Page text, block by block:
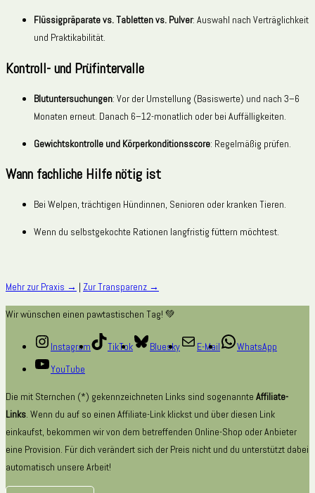
Flüssigpräparate vs. Tabletten vs. Pulver: Auswahl nach Verträglichkeit
und Praktikabilität.
Kontroll- und Prüfintervalle
Blutuntersuchungen: Vor der Umstellung (Basiswerte) und nach 3–6
Monaten erneut. Danach 6–12-monatlich oder bei Auffälligkeiten.
Gewichtskontrolle und Körperkonditionsscore: Regelmäßig prüfen.
Wann fachliche Hilfe nötig ist
Bei Welpen, trächtigen Hündinnen, Senioren oder kranken Tieren.
Wenn du selbstgekochte Rationen langfristig füttern möchtest.
Mehr zur Praxis → | Zur Transparenz →
Wir wünschen einen pawtastischen Tag! 💚
Instagram TikTok Bluesky E-Mail
WhatsApp
YouTube
Die mit Sternchen (*) gekennzeichneten Links sind sogenannte Affiliate-
Links. Wenn du auf so einen Affiliate-Link klickst und über diesen Link
einkaufst, bekommen wir von dem betreffenden Online-Shop oder Anbieter
eine Provision. Für dich verändert sich der Preis nicht und du unterstützt dabei
automatisch unsere Arbeit!